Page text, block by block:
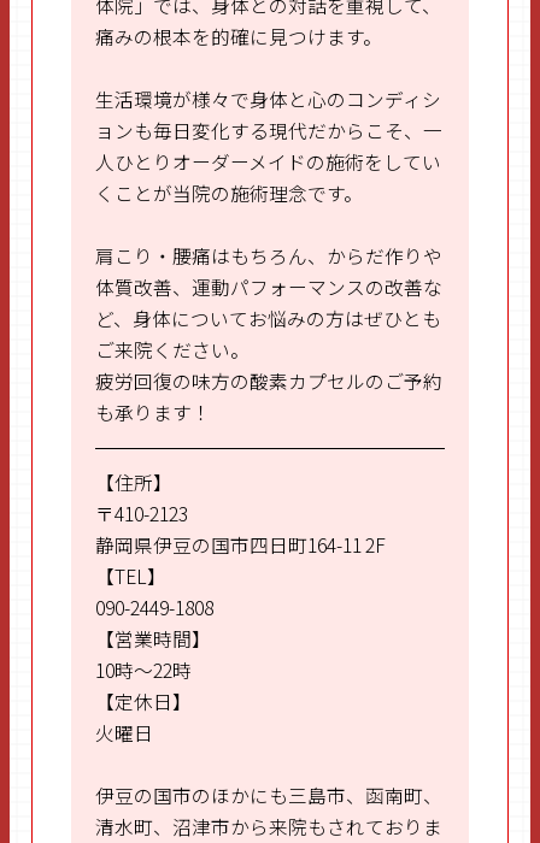
o
k
痛みの根本を的確に見つけます。
生活環境が様々で身体と心のコンディシ
ョンも毎日変化する現代だからこそ、一
人ひとりオーダーメイドの施術をしてい
くことが当院の施術理念です。
肩こり・腰痛はもちろん、からだ作りや
体質改善、運動パフォーマンスの改善な
ど、身体についてお悩みの方はぜひとも
ご来院ください。
疲労回復の味方の酸素カプセルのご予約
も承ります！
【住所】
〒410-2123
静岡県伊豆の国市四日町164-11 2F
【TEL】
090-2449-1808
【営業時間】
10時～22時
【定休日】
火曜日
伊豆の国市のほかにも三島市、函南町、
清水町、沼津市から来院もされておりま